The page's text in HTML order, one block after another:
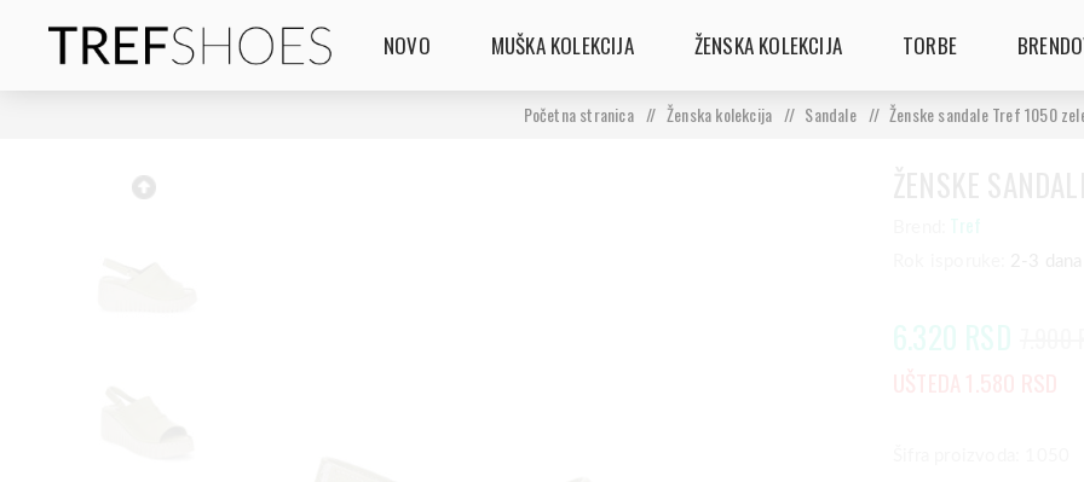
NOVO MUŠKA KOLEKCIJA ŽENSKA KOLEKCIJA TORBE
Početna stranica / Ženska kolekcija / Sandale / Ženske sandale Tref 1050